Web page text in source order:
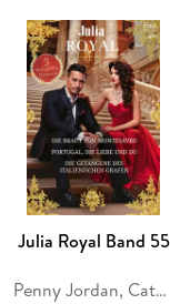
Freunden den
Mistelzweig küsst,
HALT MICH
JAMES
Eingeschneit mit
Quin verbringt
Deacon vor dem
brisanten Fall
Aber zwischen
Julia Royal Band 55
Penny Jordan, Catherine George, Sara Craven